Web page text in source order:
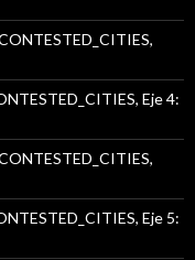
Eje 4:
Eje 5: